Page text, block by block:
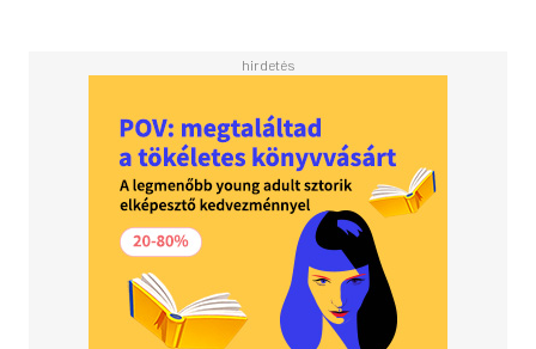
Izgalom, borzongás, vérfarkasok, vámpírok, bosszú,
történet négy világhírű szerzőtől, köztük az itthon is
sikerlistás Fekete Tőr Testvériség írónőjének remeke.
Olvasd el mások véleményét is!